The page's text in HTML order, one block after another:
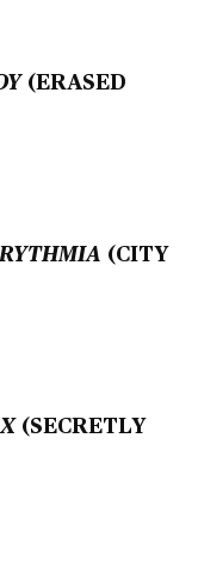
(ERASED
(CITY
(SECRETLY